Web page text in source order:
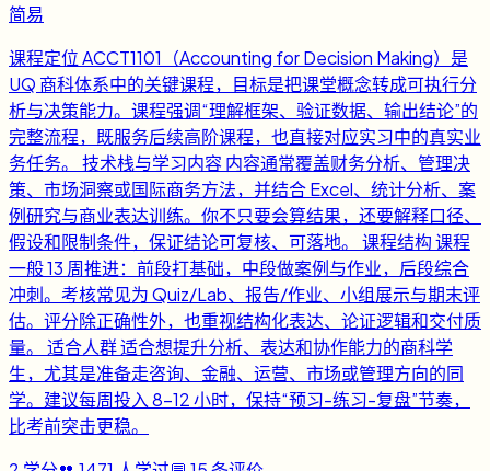
简易
课程定位 ACCT1101（Accounting for Decision Making）是
UQ 商科体系中的关键课程，目标是把课堂概念转成可执行分
析与决策能力。课程强调“理解框架、验证数据、输出结论”的
完整流程，既服务后续高阶课程，也直接对应实习中的真实业
务任务。 技术栈与学习内容 内容通常覆盖财务分析、管理决
策、市场洞察或国际商务方法，并结合 Excel、统计分析、案
例研究与商业表达训练。你不只要会算结果，还要解释口径、
假设和限制条件，保证结论可复核、可落地。 课程结构 课程
一般 13 周推进：前段打基础，中段做案例与作业，后段综合
冲刺。考核常见为 Quiz/Lab、报告/作业、小组展示与期末评
估。评分除正确性外，也重视结构化表达、论证逻辑和交付质
量。 适合人群 适合想提升分析、表达和协作能力的商科学
生，尤其是准备走咨询、金融、运营、市场或管理方向的同
学。建议每周投入 8-12 小时，保持“预习-练习-复盘”节奏，
比考前突击更稳。